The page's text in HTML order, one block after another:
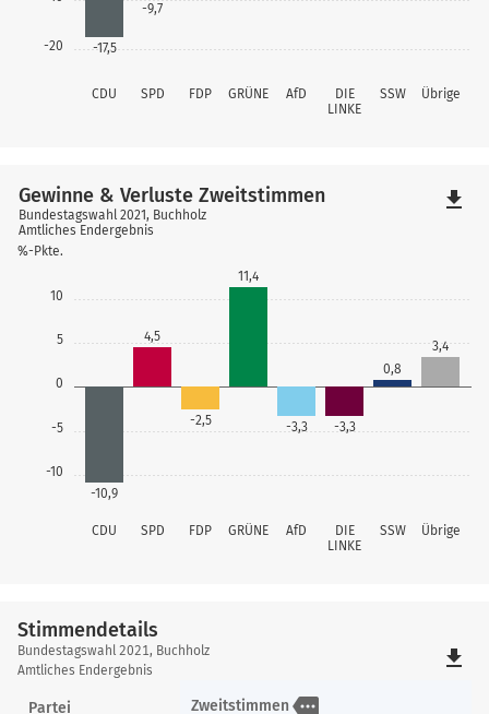
-20
CDU SPD FDP GRÜNE AfD
DIE
LINKE
SSW Übrige
-17,5
-9,7
-10
-5
0
5
10
%-Pkte.
CDU SPD FDP GRÜNE AfD
DIE
LINKE
SSW Übrige
-10,9
4,5
-2,5
11,4
-3,3 -3,3
0,8
3,4
Gewinne & Verluste Zweitstimmen
Bundestagswahl 2021, Buchholz
Amtliches Endergebnis
file_download
Stimmendetails
Stimmendetails
Bundestagswahl 2021, Buchholz
Amtliches Endergebnis
file_download
Partei Zweitstimmen more